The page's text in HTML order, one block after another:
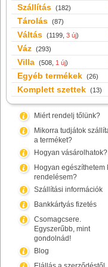
Szállítás (182)
Tárolás (87)
Váltás (1199, 3 új)
Váz (293)
Villa (508, 1 új)
Egyéb termékek (26)
Komplett szettek (13)
Miért rendelj tőlünk?
Mikorra tudjátok
a terméket?
Hogyan vásárolhatok?
Hogyan egészíthetem
rendelésem?
Szállítási információk
Bankkártyás fizetés
Csomagcsere.
Egyszerűbb, mint
gondolnád!
Blog